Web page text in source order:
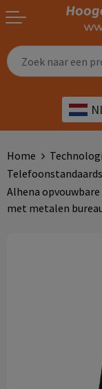
Giveaways
Outdoor
Home &
Werkkleding
Sportkleding
Overig
Outdoor
Giveaways
Transport
Horeca
ICT
Home
Telefoonstandaards
Alhena
met metalen